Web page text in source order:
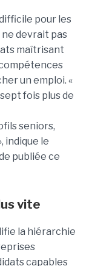
pour les
devrait pas
maîtrisant
un emploi. «
fois plus de
seniors,
indique le
publiée ce
vite
la hiérarchie
capables